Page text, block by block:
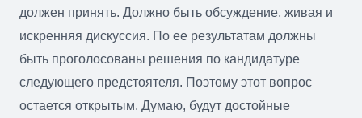
должен принять. Должно быть обсуждение, живая и
искренняя дискуссия. По ее результатам должны
быть проголосованы решения по кандидатуре
следующего предстоятеля. Поэтому этот вопрос
остается открытым. Думаю, будут достойные